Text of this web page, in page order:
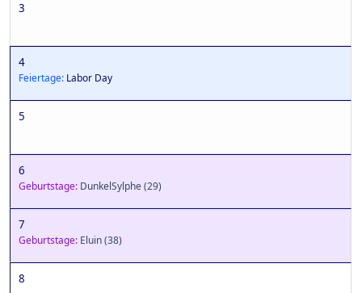
3
4
Feiertage: Labor Day
5
6
Geburtstage: DunkelSylphe(29)
7
Geburtstage: Eluin(38)
8